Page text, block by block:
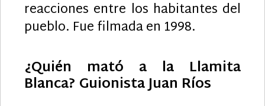
reacciones entre los habitantes del
pueblo. Fue filmada en 1998.
¿Quién mató a la Llamita
Blanca? Guionista Juan Ríos